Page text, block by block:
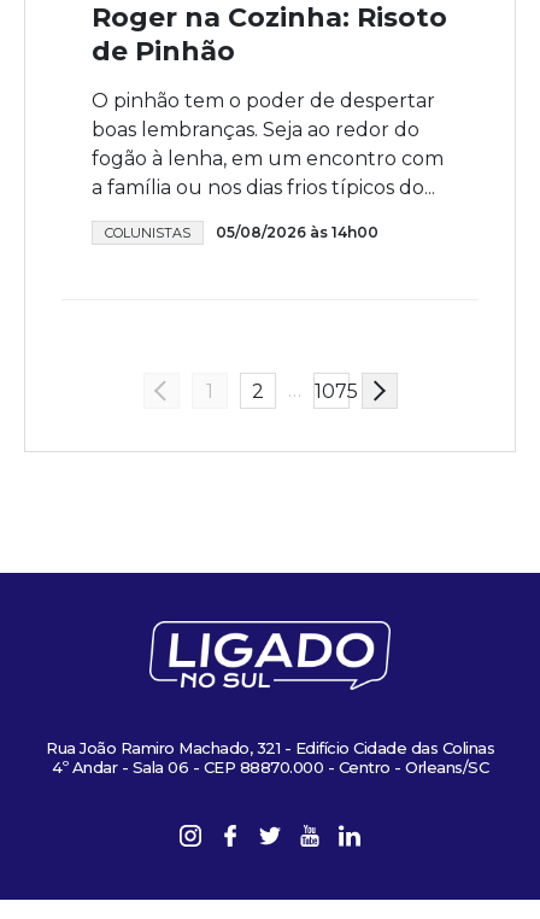
Roger na Cozinha: Risoto
de Pinhão
O pinhão tem o poder de despertar
boas lembranças. Seja ao redor do
fogão à lenha, em um encontro com
a família ou nos dias frios típicos do...
COLUNISTAS 05/08/2026 às 14h00
1 2 … 1075
Rua João Ramiro Machado, 321 - Edifício Cidade das Colinas
4º Andar - Sala 06 - CEP 88870.000 - Centro - Orleans/SC